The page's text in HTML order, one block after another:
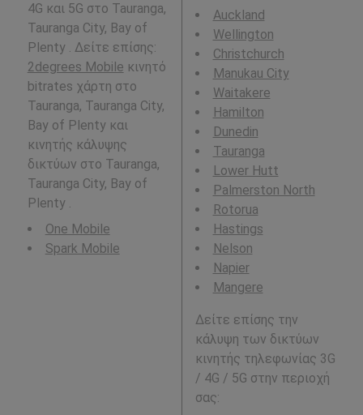
4G και 5G στο Tauranga,
Tauranga City, Bay of
Plenty . Δείτε επίσης:
2degrees Mobile κινητό
bitrates χάρτη στο
Tauranga, Tauranga City,
Bay of Plenty και
κινητής κάλυψης
δικτύων στο Tauranga,
Tauranga City, Bay of
Plenty .
One Mobile
Spark Mobile
Auckland
Wellington
Christchurch
Manukau City
Waitakere
Hamilton
Dunedin
Tauranga
Lower Hutt
Palmerston North
Rotorua
Hastings
Nelson
Napier
Mangere
Δείτε επίσης την
κάλυψη των δικτύων
κινητής τηλεφωνίας 3G
/ 4G / 5G στην περιοχή
σας: